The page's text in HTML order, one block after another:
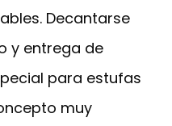
Decantarse
y entrega de
para estufas
muy